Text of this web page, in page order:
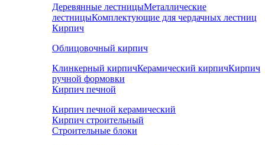
Деревянные лестницыМеталлические
лестницыКомплектующие для чердачных лестниц
Кирпич
Облицовочный кирпич
Клинкерный кирпичКерамический кирпичКирпич
ручной формовки
Кирпич печной
Кирпич печной керамический
Кирпич строительный
Строительные блоки